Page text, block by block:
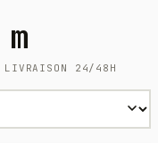
24/48H